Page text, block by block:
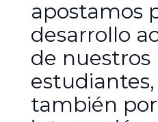
apostamos
desarrollo
de nuestros
estudiantes,
también